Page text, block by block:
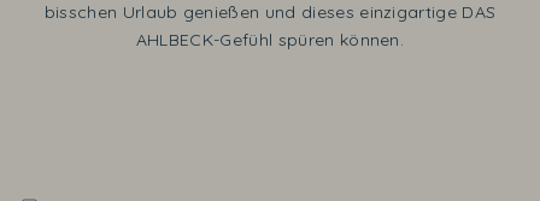
bisschen Urlaub genießen und dieses einzigartige DAS
AHLBECK-Gefühl spüren können.